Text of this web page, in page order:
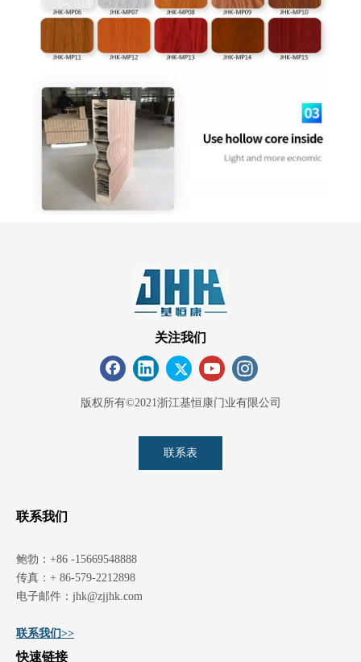
流行的MDF模压彩色房门 塑料浴室内三聚氰胺门
关注我们
版权所有©2021浙江基恒康门业有限公司
联系表
联系我们
鲍勃：+86 -15669548888
传真：+ 86-579-2212898
电子邮件： jhk@zjjhk.com
联系我们>>